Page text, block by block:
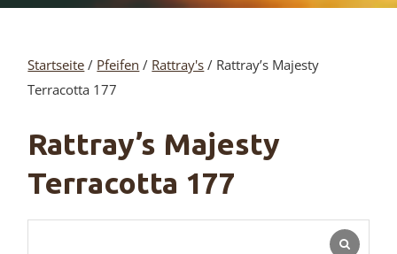
Startseite / Pfeifen / Rattray's / Rattray’s Majesty
Terracotta 177
Rattray’s Majesty
Terracotta 177